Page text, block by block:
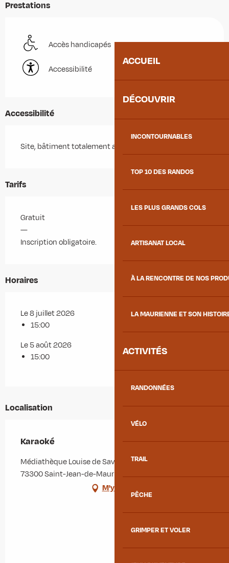
ACCUEIL
DÉCOUVRIR
INCONTOURNABLES
TOP 10 DES RANDOS
LES PLUS GRANDS COLS
ARTISANAT LOCAL
À LA RENCONTRE DE NOS
LA MAURIENNE ET SON
ACTIVITÉS
RANDONNÉES
VÉLO
TRAIL
PÊCHE
GRIMPER ET VOLER
Prestations
Accès handicapés
Accessibilité
Accessibilité
Site, bâtiment totalement accessible
Tarifs
Gratuit
—
Inscription obligatoire.
Horaires
Le 8 juillet 2026
15:00
Le 5 août 2026
15:00
Localisation
Karaoké
Médiathèque Louise de Savoie, 48 rue des écoles,
73300 Saint-Jean-de-Maurienne
M'y rendre